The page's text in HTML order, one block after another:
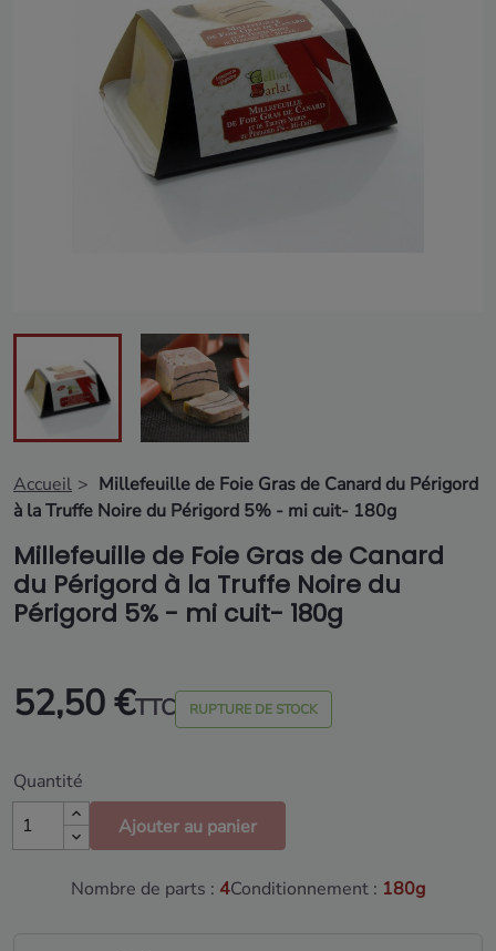
Accueil
Millefeuille de Foie Gras de Canard du Périgord
à la Truffe Noire du Périgord 5% - mi cuit- 180g
Millefeuille de Foie Gras de Canard
du Périgord à la Truffe Noire du
Périgord 5% - mi cuit- 180g
52,50 €TTC RUPTURE DE STOCK
Quantité
Ajouter au panier
Nombre de parts : 4Conditionnement : 180g